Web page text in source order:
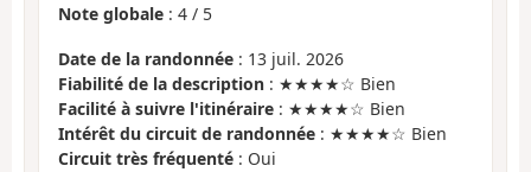
Note globale : 4 / 5
Date de la randonnée : 13 juil. 2026
Fiabilité de la description : ★★★★☆ Bien
Facilité à suivre l'itinéraire : ★★★★☆ Bien
Intérêt du circuit de randonnée : ★★★★☆ Bien
Circuit très fréquenté : Oui